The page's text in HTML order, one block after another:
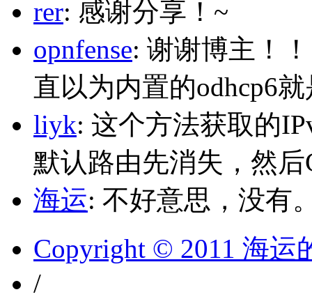
rer: 感谢分享！~
opnfense: 谢谢博主！
直以为内置的odhcp6
liyk: 这个方法获取的
默认路由先消失，然
海运: 不好意思，没有
Copyright © 2011 海运
/